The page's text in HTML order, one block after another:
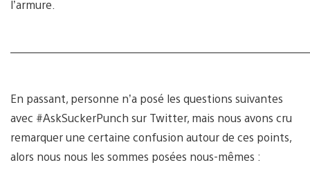
l’armure.
En passant, personne n’a posé les questions suivantes
avec #AskSuckerPunch sur Twitter, mais nous avons cru
remarquer une certaine confusion autour de ces points,
alors nous nous les sommes posées nous-mêmes :